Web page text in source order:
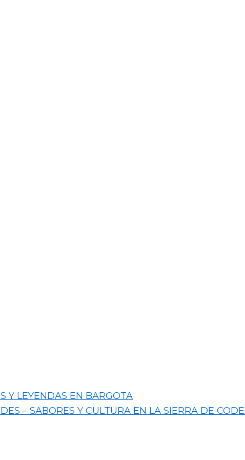
Y LEYENDAS EN BARGOTA
– SABORES Y CULTURA EN LA SIERRA DE